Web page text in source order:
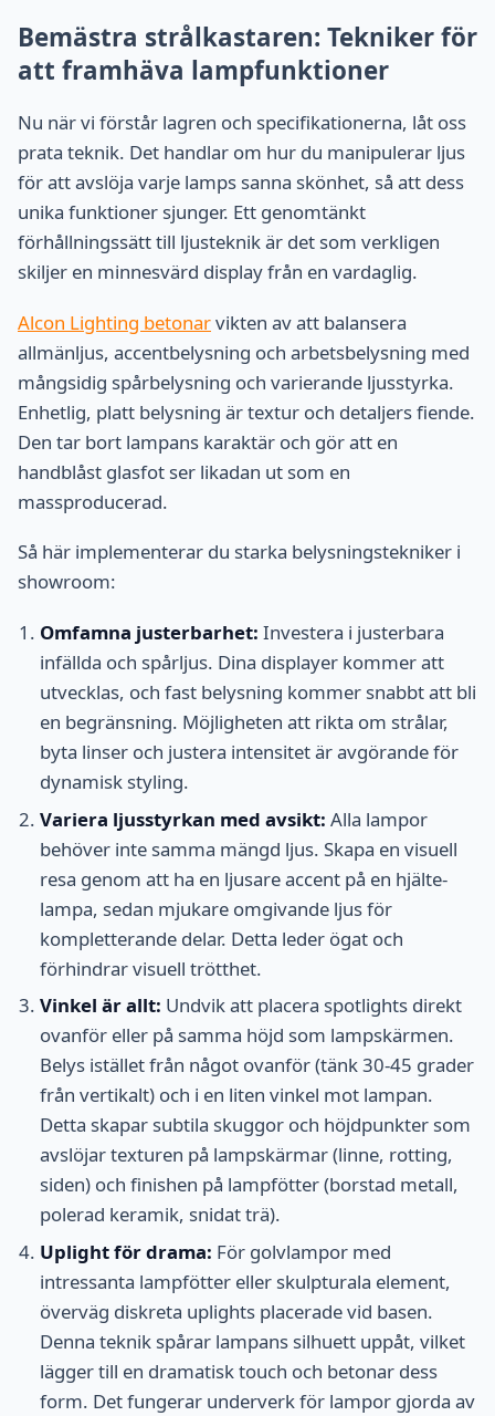
Bemästra strålkastaren: Tekniker för
att framhäva lampfunktioner
Nu när vi förstår lagren och specifikationerna, låt oss
prata teknik. Det handlar om hur du manipulerar ljus
för att avslöja varje lamps sanna skönhet, så att dess
unika funktioner sjunger. Ett genomtänkt
förhållningssätt till ljusteknik är det som verkligen
skiljer en minnesvärd display från en vardaglig.
Alcon Lighting betonarvikten av att balansera
allmänljus, accentbelysning och arbetsbelysning med
mångsidig spårbelysning och varierande ljusstyrka.
Enhetlig, platt belysning är textur och detaljers fiende.
Den tar bort lampans karaktär och gör att en
handblåst glasfot ser likadan ut som en
massproducerad.
Så här implementerar du starka belysningstekniker i
showroom:
Omfamna justerbarhet: Investera i justerbara
infällda och spårljus. Dina displayer kommer att
utvecklas, och fast belysning kommer snabbt att bli
en begränsning. Möjligheten att rikta om strålar,
byta linser och justera intensitet är avgörande för
dynamisk styling.
Variera ljusstyrkan med avsikt: Alla lampor
behöver inte samma mängd ljus. Skapa en visuell
resa genom att ha en ljusare accent på en hjälte-
lampa, sedan mjukare omgivande ljus för
kompletterande delar. Detta leder ögat och
förhindrar visuell trötthet.
Vinkel är allt: Undvik att placera spotlights direkt
ovanför eller på samma höjd som lampskärmen.
Belys istället från något ovanför (tänk 30-45 grader
från vertikalt) och i en liten vinkel mot lampan.
Detta skapar subtila skuggor och höjdpunkter som
avslöjar texturen på lampskärmar (linne, rotting,
siden) och finishen på lampfötter (borstad metall,
polerad keramik, snidat trä).
Uplight för drama: För golvlampor med
intressanta lampfötter eller skulpturala element,
överväg diskreta uplights placerade vid basen.
Denna teknik spårar lampans silhuett uppåt, vilket
lägger till en dramatisk touch och betonar dess
form. Det fungerar underverk för lampor gjorda av